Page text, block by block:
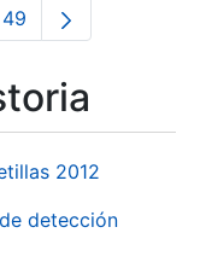
Pages Use
Orrialdea
49
2012
detección